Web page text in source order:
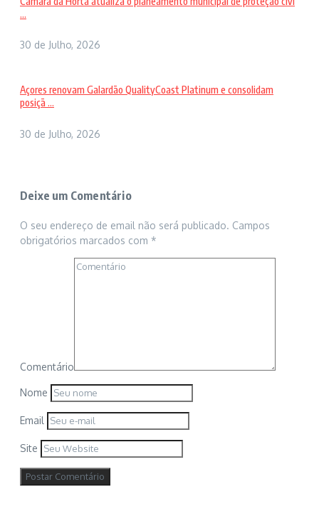
...
30 de Julho, 2026
Açores renovam Galardão QualityCoast Platinum e consolidam
posiçã ...
30 de Julho, 2026
Deixe um Comentário
O seu endereço de email não será publicado. Campos
obrigatórios marcados com *
Comentário
Nome
Email
Site